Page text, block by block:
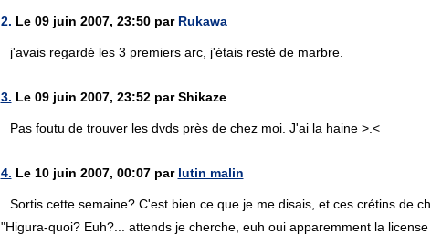
2. Le 09 juin 2007, 23:50 par Rukawa
j'avais regardé les 3 premiers arc, j'étais resté de marbre.
3. Le 09 juin 2007, 23:52 par Shikaze
Pas foutu de trouver les dvds près de chez moi. J'ai la haine >.<
4. Le 10 juin 2007, 00:07 par lutin malin
Sortis cette semaine? C'est bien ce que je me disais, et ces crétins de
"Higura-quoi? Euh?... attends je cherche, euh oui apparemment la